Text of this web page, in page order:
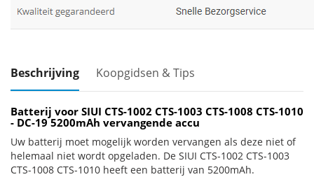
Beschrijving Koopgidsen & Tips
Batterij voor SIUI CTS-1002 CTS-1003 CTS-1008 CTS-1010
- DC-19 5200mAh vervangende accu
Uw batterij moet mogelijk worden vervangen als deze niet of
helemaal niet wordt opgeladen. De SIUI CTS-1002 CTS-1003
CTS-1008 CTS-1010 heeft een batterij van 5200mAh.